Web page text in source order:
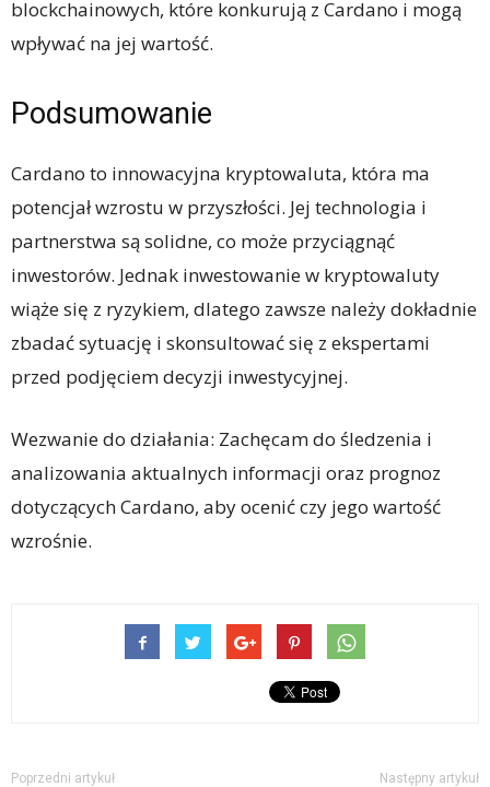
blockchainowych, które konkurują z Cardano i mogą
wpływać na jej wartość.
Podsumowanie
Cardano to innowacyjna kryptowaluta, która ma
potencjał wzrostu w przyszłości. Jej technologia i
partnerstwa są solidne, co może przyciągnąć
inwestorów. Jednak inwestowanie w kryptowaluty
wiąże się z ryzykiem, dlatego zawsze należy dokładnie
zbadać sytuację i skonsultować się z ekspertami
przed podjęciem decyzji inwestycyjnej.
Wezwanie do działania: Zachęcam do śledzenia i
analizowania aktualnych informacji oraz prognoz
dotyczących Cardano, aby ocenić czy jego wartość
wzrośnie.
Poprzedni artykuł Następny artykuł